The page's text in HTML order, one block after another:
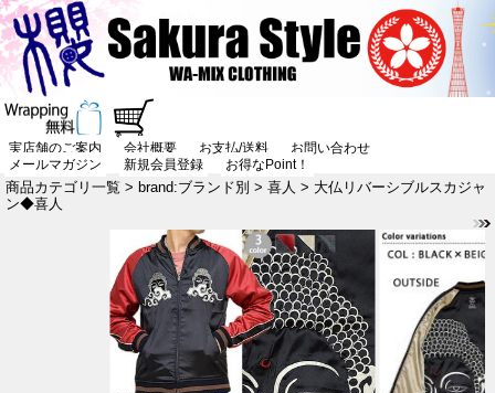
実店舗のご案内 会社概要 お支払/送料
お問い合わせ
メールマガジン
新規会員登録 お得なPoint！
商品カテゴリ一覧 > brand:ブランド別 > 喜人 > 大仏リバーシブルスカジャ
ン◆喜人